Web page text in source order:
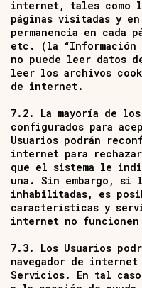
internet, tales como
páginas visitadas y
permanencia en cada
etc. (la “Información
no puede leer datos
leer los archivos
de internet.
7.2. La mayoría de los
configurados para
Usuarios podrán
internet para
que el sistema le
una. Sin embargo, si
inhabilitadas, es
características y
internet no funcionen
7.3. Los Usuarios
navegador de
Servicios. En tal